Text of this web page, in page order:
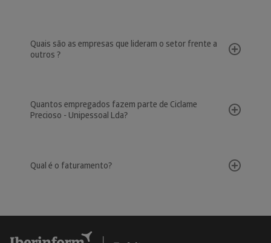
Quais são as empresas que lideram o setor frente a
outros ?
Quantos empregados fazem parte de Ciclame
Precioso - Unipessoal Lda?
Qual é o faturamento?